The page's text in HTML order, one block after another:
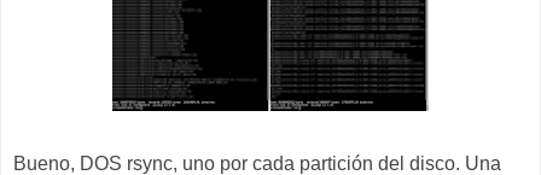
Bueno, DOS rsync, uno por cada partición del disco. Una